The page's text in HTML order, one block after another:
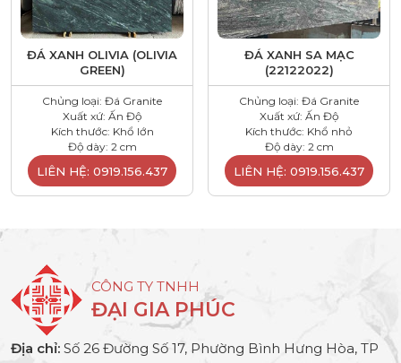
ĐÁ XANH OLIVIA (OLIVIA
GREEN)
Chủng loại: Đá Granite
Xuất xứ: Ấn Độ
Kích thước: Khổ lớn
Độ dày: 2 cm
LIÊN HỆ: 0919.156.437
ĐÁ XANH SA MẠC
(22122022)
Chủng loại: Đá Granite
Xuất xứ: Ấn Độ
Kích thước: Khổ nhỏ
Độ dày: 2 cm
LIÊN HỆ: 0919.156.437
CÔNG TY TNHH
ĐẠI GIA PHÚC
Địa chỉ: Số 26 Đường Số 17, Phường Bình Hưng Hòa, TP